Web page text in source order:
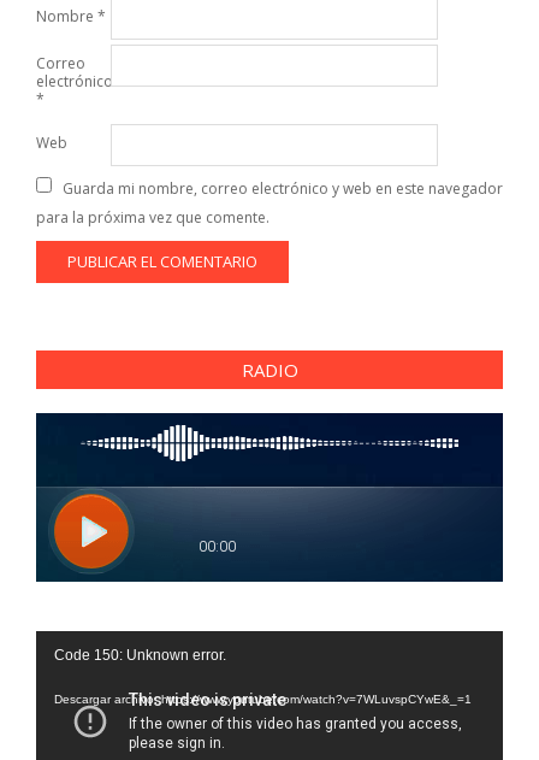
Nombre *
Correo
electrónico
*
Web
Guarda mi nombre, correo electrónico y web en este navegador
para la próxima vez que comente.
RADIO
Reproductor
vídeo
Code 150: Unknown error.
Descargar archivo: https://www.youtube.com/watch?v=7WLuvspCYwE&_=1